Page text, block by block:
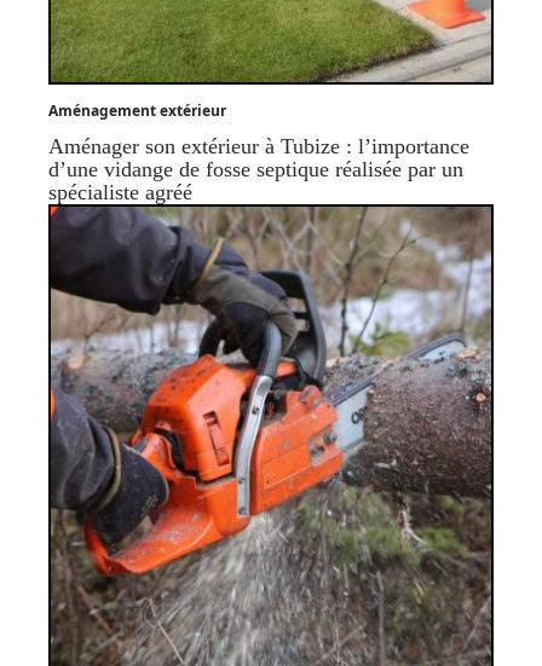
Aménagement extérieur
Aménager son extérieur à Tubize : l’importance
d’une vidange de fosse septique réalisée par un
spécialiste agréé